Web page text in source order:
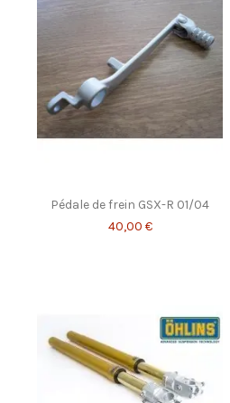
Pédale de frein GSX-R 01/04
40,00 €